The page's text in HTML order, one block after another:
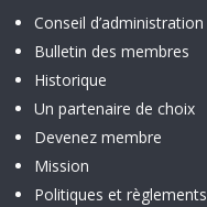
Conseil d’administration
Bulletin des membres
Historique
Un partenaire de choix
Devenez membre
Mission
Politiques et règlements